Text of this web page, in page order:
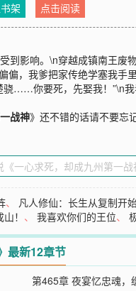
架
点击阅读
到影响。\n穿越成镇南王
，我爹把家传绝学塞我手
骁……你要死，先娶我！”\n
战神》还不错的话请不要忘
、 凡人修仙：长生从复制开
！ 、我喜欢你们的王位、
最新12章节
第465章 夜宴忆忠魂，